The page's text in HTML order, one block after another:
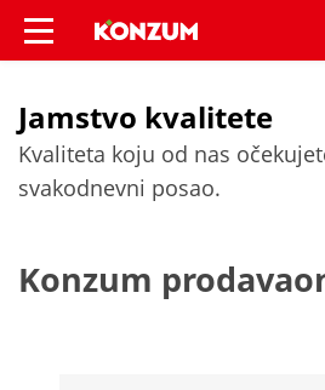
Jamstvo kvalitete -
Jamstvo kvalitete
Kvaliteta koju od nas
svakodnevni posao.
Konzum